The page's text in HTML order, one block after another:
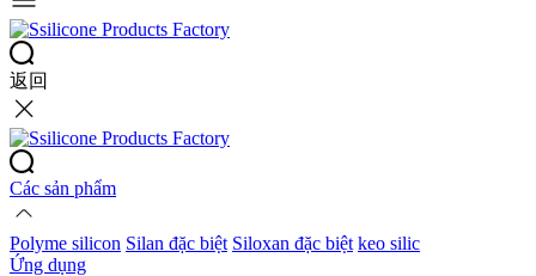
返回
Các sản phẩm
Polyme silicon Silan đặc biệt Siloxan đặc biệt keo silic
Ứng dụng